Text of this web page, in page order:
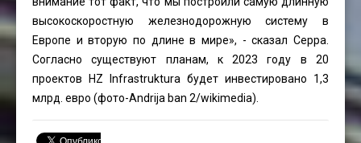
высокоскоростную железнодорожную систему в
Европе и вторую по длине в мире», - сказал Серра.
Согласно существуют планам, к 2023 году в 20
проектов HZ Infrastruktura будет инвестировано 1,3
млрд. евро (фото-Andrija ban 2/wikimedia).